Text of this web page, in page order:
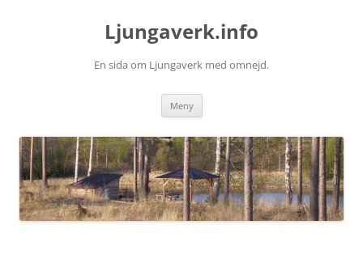
Ljungaverk.info
En sida om Ljungaverk med omnejd.
Meny